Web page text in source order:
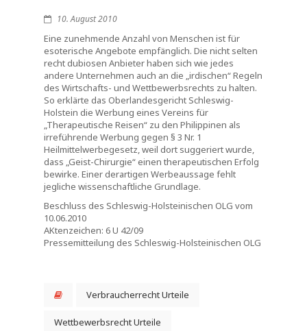
10. August 2010
Eine zunehmende Anzahl von Menschen ist für
esoterische Angebote empfänglich. Die nicht selten
recht dubiosen Anbieter haben sich wie jedes
andere Unternehmen auch an die „irdischen“ Regeln
des Wirtschafts- und Wettbewerbsrechts zu halten.
So erklärte das Oberlandesgericht Schleswig-
Holstein die Werbung eines Vereins für
„Therapeutische Reisen“ zu den Philippinen als
irreführende Werbung gegen § 3 Nr. 1
Heilmittelwerbegesetz, weil dort suggeriert wurde,
dass „Geist-Chirurgie“ einen therapeutischen Erfolg
bewirke. Einer derartigen Werbeaussage fehlt
jegliche wissenschaftliche Grundlage.
Beschluss des Schleswig-Holsteinischen OLG vom
10.06.2010
AKtenzeichen: 6 U 42/09
Pressemitteilung des Schleswig-Holsteinischen OLG
Verbraucherrecht Urteile
Wettbewerbsrecht Urteile